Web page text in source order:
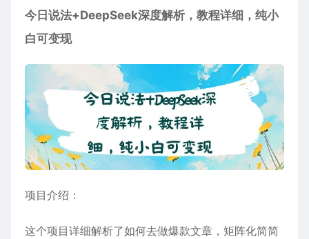
今日说法+DeepSeek深度解析，教程详细，纯小
白可变现
项目介绍：
这个项目详细解析了如何去做爆款文章，矩阵化简简